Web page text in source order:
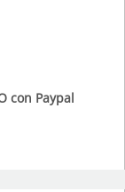
con Paypal